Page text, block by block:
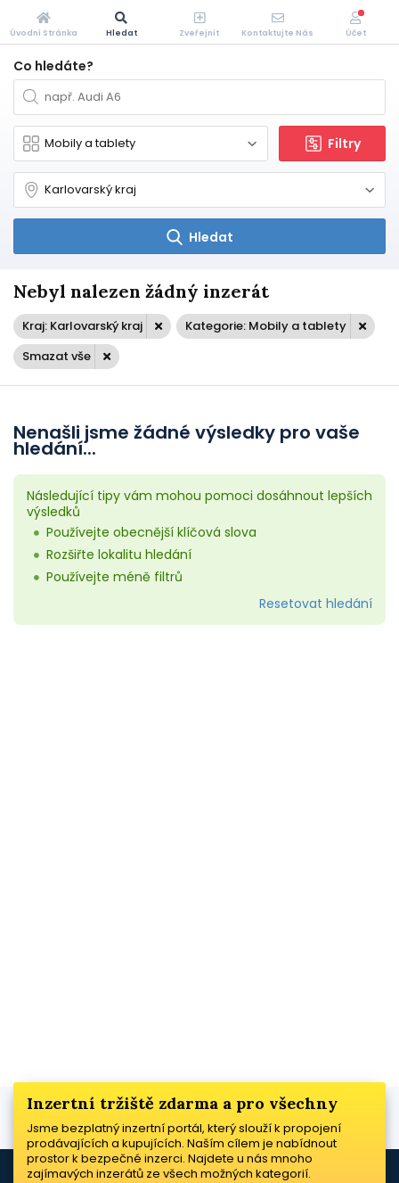
Co hledáte?
Filtry
Hledat
Nebyl nalezen žádný inzerát
Kraj: Karlovarský kraj
Kategorie: Mobily a tablety
Smazat vše
Nenašli jsme žádné výsledky pro vaše
hledání...
Následující tipy vám mohou pomoci dosáhnout lepších
výsledků
Používejte obecnější klíčová slova
Rozšiřte lokalitu hledání
Používejte méně filtrů
Resetovat hledání
Inzertní tržiště zdarma a pro všechny
Jsme bezplatný inzertní portál, který slouží k propojení
prodávajících a kupujících. Naším cílem je nabídnout
prostor k bezpečné inzerci. Najdete u nás mnoho
zajímavých inzerátů ze všech možných kategorií.
Úvodní Stránka Hledat Zveřejnit Kontaktujte Nás Účet